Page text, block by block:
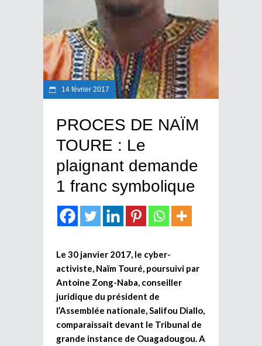
14 février 2017
PROCES DE NAÏM
TOURE : Le
plaignant demande
1 franc symbolique
Le 30 janvier 2017, le cyber-
activiste, Naïm Touré, poursuivi par
Antoine Zong-Naba, conseiller
juridique du président de
l’Assemblée nationale, Salifou Diallo,
comparaissait devant le Tribunal de
grande instance de Ouagadougou. A